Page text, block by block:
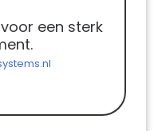
een sterk